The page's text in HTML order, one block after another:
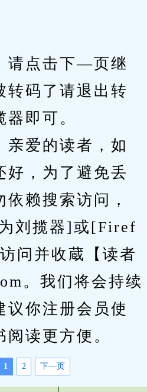
点击下—页继
转码了请退出转
即可。
爱的读者，如
好，为了避免丢
赖搜索访问，
刘揽器]或[Firef
问并收蔵【读者
。我们将会持续
议你注册会员使
读更方便。
1 2 下—页